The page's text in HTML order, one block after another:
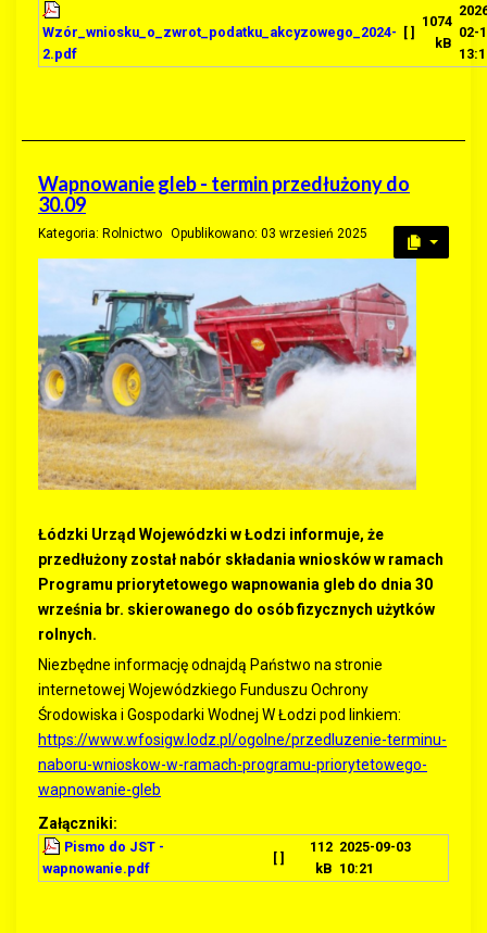
Wzór_wniosku_o_zwrot_podatku_akcyzowego_2024-
2.pdf
[ ]
1074
kB
02-
Wapnowanie gleb - termin przedłużony do
30.09
Kategoria: Rolnictwo Opublikowano: 03 wrzesień 2025
Łódzki Urząd Wojewódzki w Łodzi informuje, że
przedłużony został nabór składania wniosków w ramach
Programu priorytetowego wapnowania gleb do dnia 30
września br. skierowanego do osób fizycznych użytków
rolnych.
Niezbędne informację odnajdą Państwo na stronie
internetowej Wojewódzkiego Funduszu Ochrony
Środowiska i Gospodarki Wodnej W Łodzi pod linkiem:
https://www.wfosigw.lodz.pl/ogolne/przedluzenie-terminu-
naboru-wnioskow-w-ramach-programu-priorytetowego-
wapnowanie-gleb
Załączniki:
Pismo do JST -
wapnowanie.pdf
[ ]
112
kB
2025-09-03
10:21